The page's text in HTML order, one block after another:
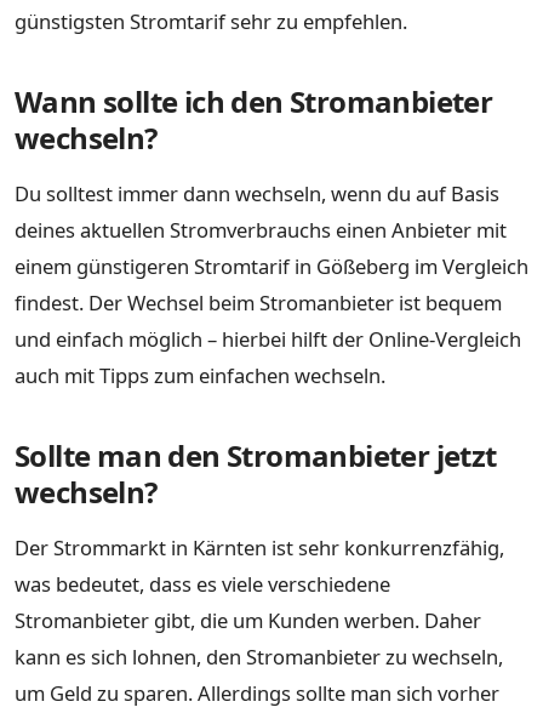
günstigsten Stromtarif sehr zu empfehlen.
Wann sollte ich den Stromanbieter
wechseln?
Du solltest immer dann wechseln, wenn du auf Basis
deines aktuellen Stromverbrauchs einen Anbieter mit
einem günstigeren Stromtarif in Gößeberg im Vergleich
findest. Der Wechsel beim Stromanbieter ist bequem
und einfach möglich – hierbei hilft der Online-Vergleich
auch mit Tipps zum einfachen wechseln.
Sollte man den Stromanbieter jetzt
wechseln?
Der Strommarkt in Kärnten ist sehr konkurrenzfähig,
was bedeutet, dass es viele verschiedene
Stromanbieter gibt, die um Kunden werben. Daher
kann es sich lohnen, den Stromanbieter zu wechseln,
um Geld zu sparen. Allerdings sollte man sich vorher